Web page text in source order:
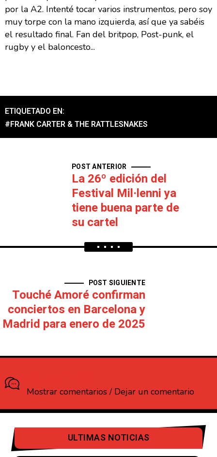
por la A2. Intenté tocar varios instrumentos, pero soy
muy torpe con la mano izquierda, así que ya sabéis
el resultado final. Fan del britpop, Post-punk, el
rugby y el baloncesto...
ETIQUETADO EN:
#FRANK CARTER & THE RATTLESNAKES
POST ANTERIOR
La 26º edición del
Festival Mil·lenni ya
tiene buena parte de
su cartel
POST SIGUIENTE
Touché Amoré confirman
conciertos en Barcelona y
Madrid para enero de 2025
Mostrar comentarios / Dejar un comentario
ULTIMAS NOTICIAS